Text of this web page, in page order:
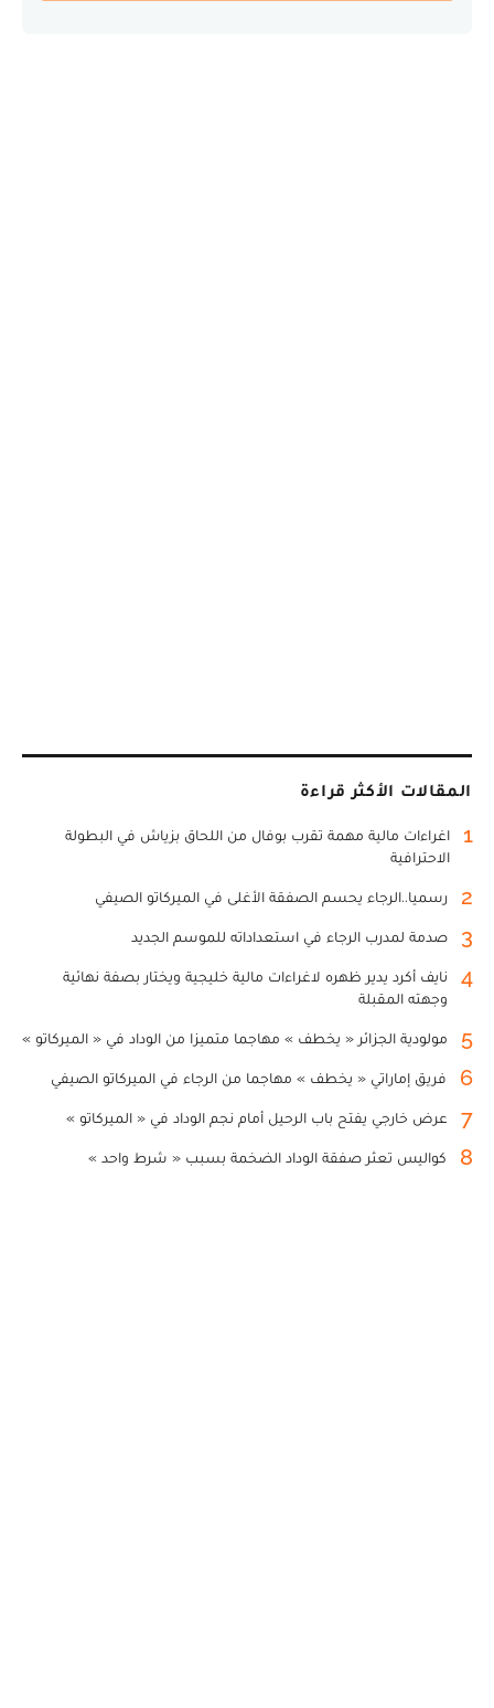
المقالات الأكثر قراءة
1
اغراءات مالية مهمة تقرب بوفال من اللحاق بزياش في البطولة
الاحترافية
2 رسميا..الرجاء يحسم الصفقة الأغلى في الميركاتو الصيفي
3 صدمة لمدرب الرجاء في استعداداته للموسم الجديد
4
نايف أكرد يدير ظهره لاغراءات مالية خليجية ويختار بصفة نهائية
وجهته المقبلة
5 مولودية الجزائر « يخطف » مهاجما متميزا من الوداد في « الميركاتو »
6 فريق إماراتي « يخطف » مهاجما من الرجاء في الميركاتو الصيفي
7 عرض خارجي يفتح باب الرحيل أمام نجم الوداد في « الميركاتو »
8 كواليس تعثر صفقة الوداد الضخمة بسبب « شرط واحد »